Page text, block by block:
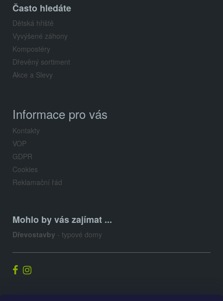
Často hledáte
Dětská hřiště
Vyvýšené záhony
Kompostéry
Dřevěný sortiment
Akce a Slevy
Informace pro vás
Kontakty
VOP
GDPR
Cookies
Reklamační řád
Mohlo by vás zajímat ...
Dřevostavby - typové domy